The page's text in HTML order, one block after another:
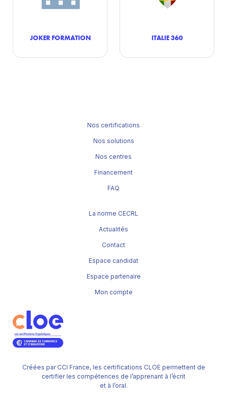
JOKER FORMATION ITALIE 360
Créées par CCI France, les certifications CLOE permettent de
certifier les compétences de l’apprenant à l’écrit
et à l’oral.
Nos certifications
Nos solutions
Nos centres
Financement
FAQ
La norme CECRL
Actualités
Contact
Espace candidat
Espace partenaire
Mon compte